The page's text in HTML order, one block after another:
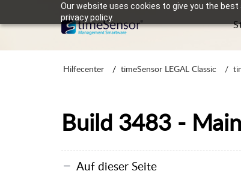
Our website uses cookies to give you the
privacy policy.
Hilfecenter timeSensor LEGAL Classic
Build 3483 -
Auf dieser Seite